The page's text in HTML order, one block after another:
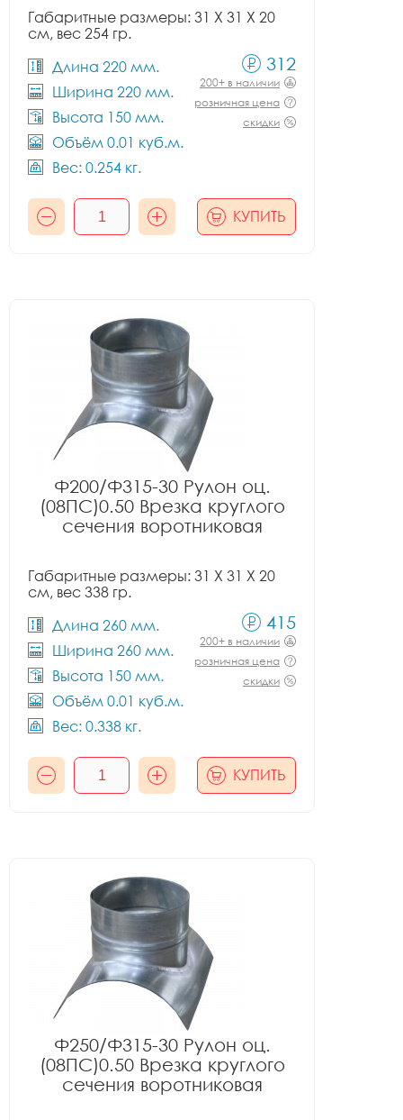
Габаритные размеры: 31 X 31 X 20
см, вес 254 гр.
Длина 220 мм.
Ширина 220 мм.
Высота 150 мм.
Объём 0.01 куб.м.
Вес: 0.254 кг.
312
200+ в наличии
розничная цена
скидки
КУПИТЬ
Ф200/Ф315-30 Рулон оц.
(08ПС)0.50 Врезка круглого
сечения воротниковая
Габаритные размеры: 31 X 31 X 20
см, вес 338 гр.
Длина 260 мм.
Ширина 260 мм.
Высота 150 мм.
Объём 0.01 куб.м.
Вес: 0.338 кг.
415
200+ в наличии
розничная цена
скидки
КУПИТЬ
Ф250/Ф315-30 Рулон оц.
(08ПС)0.50 Врезка круглого
сечения воротниковая